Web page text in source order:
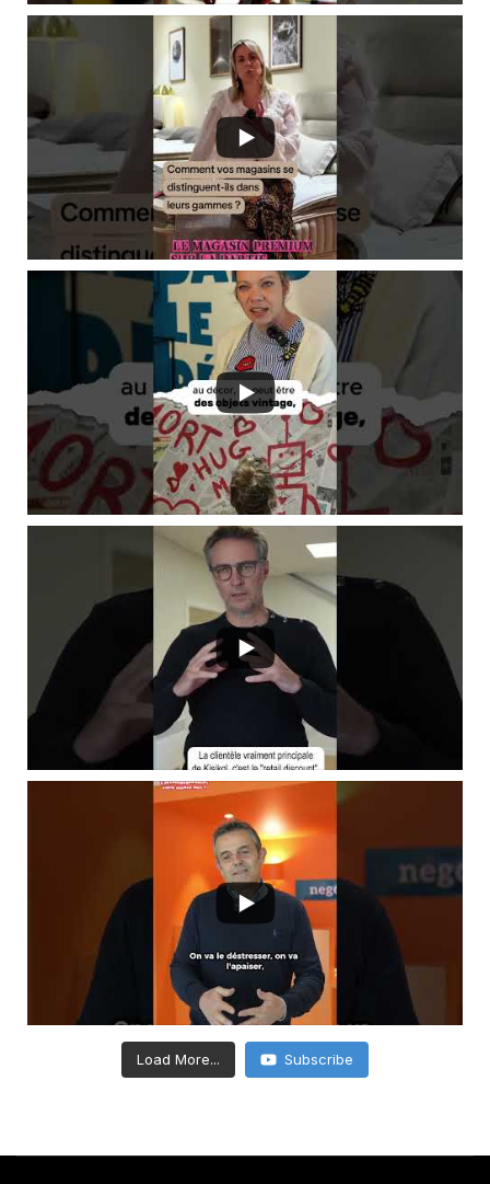
Load More... Subscribe